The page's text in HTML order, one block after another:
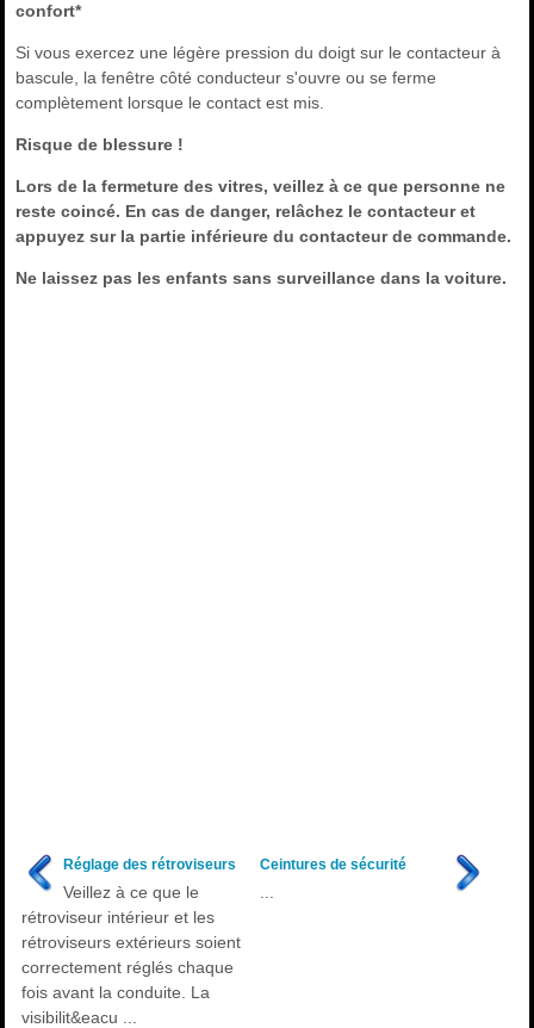
confort*
Si vous exercez une légère pression du doigt sur le contacteur à
bascule, la fenêtre côté conducteur s'ouvre ou se ferme
complètement lorsque le contact est mis.
Risque de blessure !
Lors de la fermeture des vitres, veillez à ce que personne ne
reste coincé. En cas de danger, relâchez le contacteur et
appuyez sur la partie inférieure du contacteur de commande.
Ne laissez pas les enfants sans surveillance dans la voiture.
Réglage des rétroviseurs
Veillez à ce que le
rétroviseur intérieur et les
rétroviseurs extérieurs soient
correctement réglés chaque
fois avant la conduite. La
visibilit&eacu ...
Ceintures de sécurité